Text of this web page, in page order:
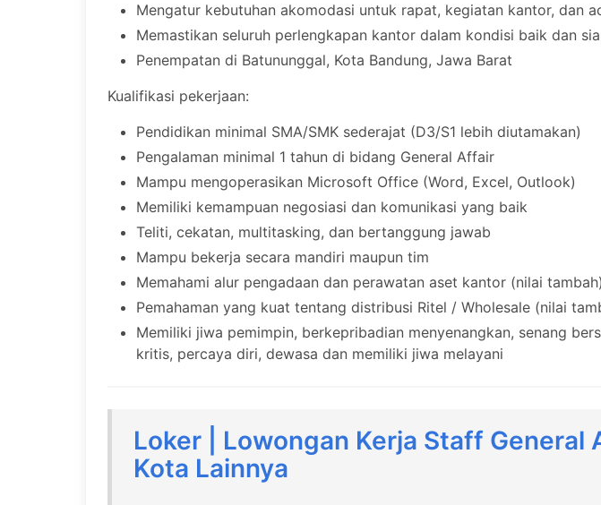
Mengatur kebutuhan akomodasi untuk rapat, kegiatan kantor, dan
Memastikan seluruh perlengkapan kantor dalam kondisi baik dan
Penempatan di Batununggal, Kota Bandung, Jawa Barat
Kualifikasi pekerjaan:
Pendidikan minimal SMA/SMK sederajat (D3/S1 lebih diutamakan)
Pengalaman minimal 1 tahun di bidang General Affair
Mampu mengoperasikan Microsoft Office (Word, Excel, Outlook)
Memiliki kemampuan negosiasi dan komunikasi yang baik
Teliti, cekatan, multitasking, dan bertanggung jawab
Mampu bekerja secara mandiri maupun tim
Memahami alur pengadaan dan perawatan aset kantor (nilai tambah)
Pemahaman yang kuat tentang distribusi Ritel / Wholesale (nilai
Memiliki jiwa pemimpin, berkepribadian menyenangkan, senang
kritis, percaya diri, dewasa dan memiliki jiwa melayani
Loker | Lowongan Kerja Staff General
Kota Lainnya